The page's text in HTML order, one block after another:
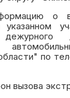
о
по
вызова